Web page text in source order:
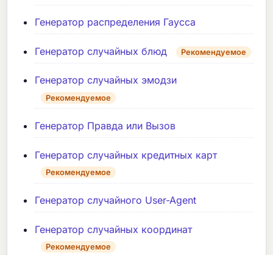
Генератор распределения Гаусса
Генератор случайных блюд Рекомендуемое
Генератор случайных эмодзи
Рекомендуемое
Генератор Правда или Вызов
Генератор случайных кредитных карт
Рекомендуемое
Генератор случайного User-Agent
Генератор случайных координат
Рекомендуемое